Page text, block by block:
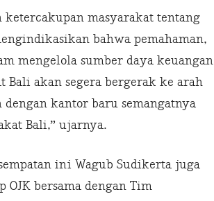
masyarakat tentang
bahwa pemahaman,
mengelola sumber daya keuangan
Bali akan segera bergerak ke arah
kantor baru semangatnya
Bali,” ujarnya.
ini Wagub Sudikerta juga
OJK bersama dengan Tim